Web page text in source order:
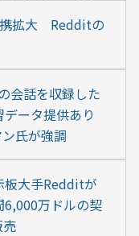
拡大　Redditの
会話を収録した
ータ提供あり
氏が強調
板大手Redditが
万ドルの契